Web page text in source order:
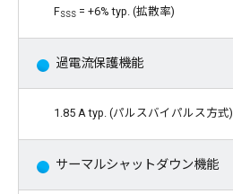
FSSS = +6% typ. (拡散率)
過電流保護機能
1.85 A typ. (パルスバイパルス方式)
サーマルシャットダウン機能